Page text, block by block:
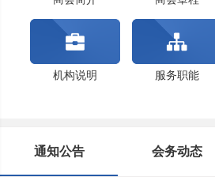
机构说明 服务职能
通知公告 会务动态